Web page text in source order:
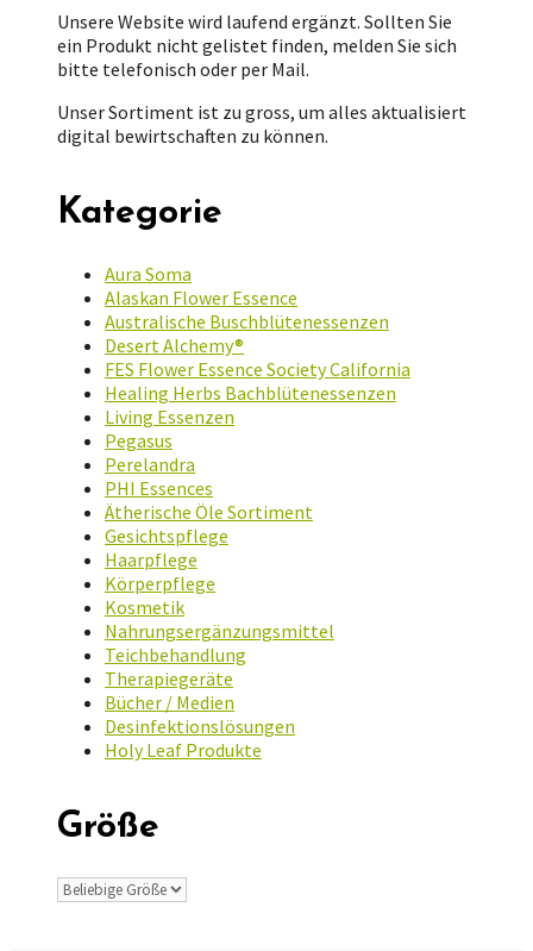
Unsere Website wird laufend ergänzt. Sollten Sie
ein Produkt nicht gelistet finden, melden Sie sich
bitte telefonisch oder per Mail.
Unser Sortiment ist zu gross, um alles aktualisiert
digital bewirtschaften zu können.
Kategorie
Aura Soma
Alaskan Flower Essence
Australische Buschblütenessenzen
Desert Alchemy®
FES Flower Essence Society California
Healing Herbs Bachblütenessenzen
Living Essenzen
Pegasus
Perelandra
PHI Essences
Ätherische Öle Sortiment
Gesichtspflege
Haarpflege
Körperpflege
Kosmetik
Nahrungsergänzungsmittel
Teichbehandlung
Therapiegeräte
Bücher / Medien
Desinfektionslösungen
Holy Leaf Produkte
Größe